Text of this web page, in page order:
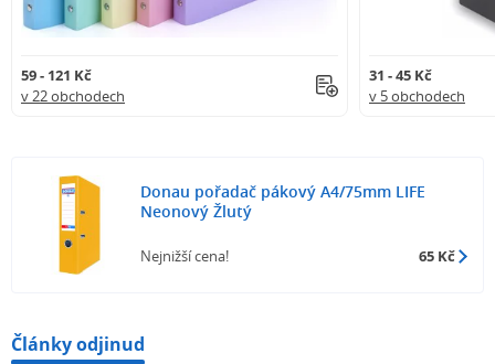
59 - 121 Kč
v 22 obchodech
31 - 45 Kč
v 5 obchodech
Donau pořadač pákový A4/75mm LIFE
Neonový Žlutý
Nejnižší cena! 65 Kč
Články odjinud